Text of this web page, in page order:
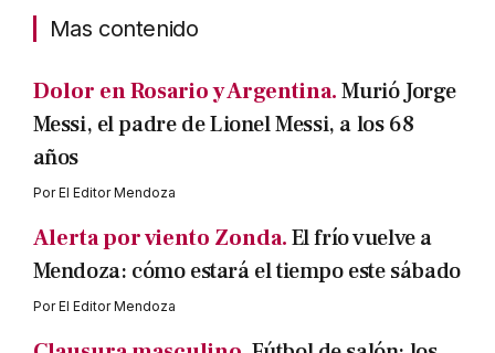
Mas contenido
Dolor en Rosario y Argentina.Murió Jorge
Messi, el padre de Lionel Messi, a los 68
años
PorEl Editor Mendoza
Alerta por viento Zonda.El frío vuelve a
Mendoza: cómo estará el tiempo este sábado
PorEl Editor Mendoza